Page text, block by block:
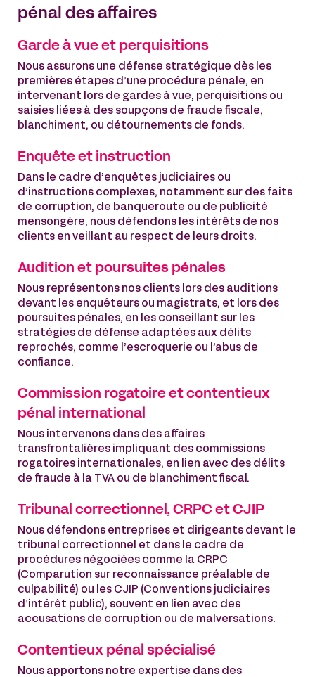
pénal des affaires
Garde à vue et perquisitions
Nous assurons une défense stratégique dès les
premières étapes d’une procédure pénale, en
intervenant lors de gardes à vue, perquisitions ou
saisies liées à des soupçons de fraude fiscale,
blanchiment, ou détournements de fonds.
Enquête et instruction
Dans le cadre d’enquêtes judiciaires ou
d’instructions complexes, notamment sur des faits
de corruption, de banqueroute ou de publicité
mensongère, nous défendons les intérêts de nos
clients en veillant au respect de leurs droits.
Audition et poursuites pénales
Nous représentons nos clients lors des auditions
devant les enquêteurs ou magistrats, et lors des
poursuites pénales, en les conseillant sur les
stratégies de défense adaptées aux délits
reprochés, comme l’escroquerie ou l’abus de
confiance.
Commission rogatoire et contentieux
pénal international
Nous intervenons dans des affaires
transfrontalières impliquant des commissions
rogatoires internationales, en lien avec des délits
de fraude à la TVA ou de blanchiment fiscal.
Tribunal correctionnel, CRPC et CJIP
Nous défendons entreprises et dirigeants devant le
tribunal correctionnel et dans le cadre de
procédures négociées comme la CRPC
(Comparution sur reconnaissance préalable de
culpabilité) ou les CJIP (Conventions judiciaires
d’intérêt public), souvent en lien avec des
accusations de corruption ou de malversations.
Contentieux pénal spécialisé
Nous apportons notre expertise dans des